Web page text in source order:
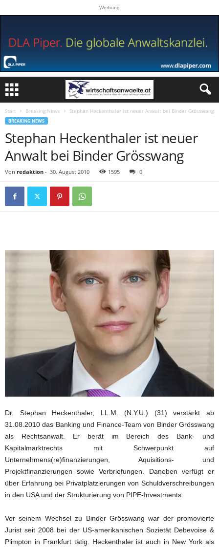
Werbung
Start Breaking News Stephan Heckenthaler ist neuer Anwalt bei Binder Grösswang
BREAKING NEWS
Stephan Heckenthaler ist neuer
Anwalt bei Binder Grösswang
Von redaktion - 30. August 2010 1595 0
Dr. Stephan Heckenthaler, LL.M. (N.Y.U.) (31) verstärkt ab
31.08.2010 das Banking und Finance-Team von Binder Grösswang
als Rechtsanwalt. Er berät im Bereich des Bank- und
Kapitalmarktrechts mit Schwerpunkt auf
Unternehmens(re)finanzierungen, Aquisitions- und
Projektfinanzierungen sowie Verbriefungen. Daneben verfügt er
über Erfahrung bei Privatplatzierungen von Schuldverschreibungen
in den USA und der Strukturierung von PIPE-Investments.
Vor seinem Wechsel zu Binder Grösswang war der promovierte
Jurist seit 2008 bei der US-amerikanischen Sozietät Debevoise &
Plimpton in Frankfurt tätig. Heckenthaler ist auch in New York als